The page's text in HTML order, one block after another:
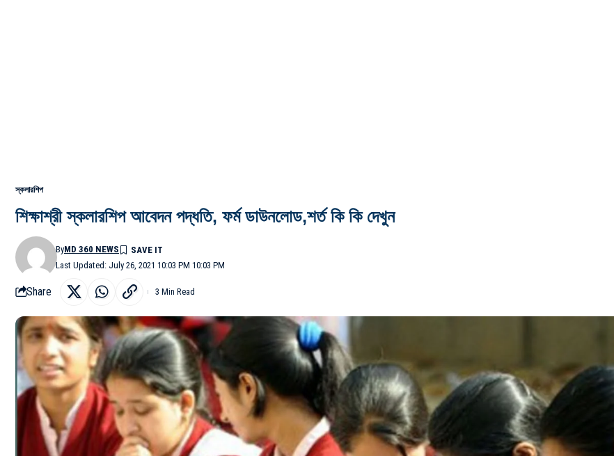
স্কলারশিপ
শিক্ষাশ্রী স্কলারশিপ আবেদন পদ্ধতি, ফর্ম ডাউনলোড,শর্ত কি কি দেখুন
Last Updated: July 26, 2021 10:03 PM 10:03 PM
ByMD 360 NEWS
Share 3 Min Read